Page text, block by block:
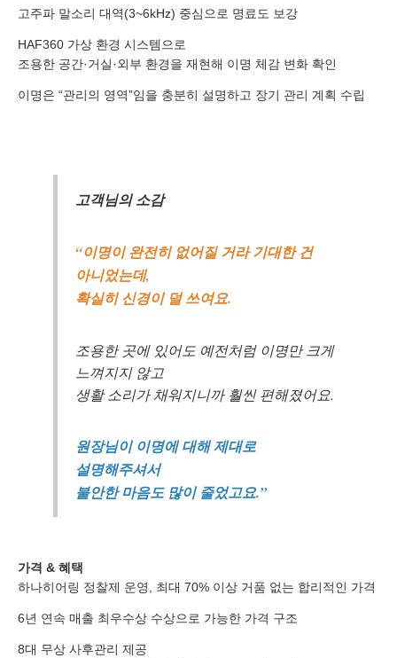
고주파 말소리 대역(3~6kHz) 중심으로 명료도 보강
HAF360 가상 환경 시스템으로
조용한 공간·거실·외부 환경을 재현해 이명 체감 변화 확인
이명은 “관리의 영역”임을 충분히 설명하고 장기 관리 계획 수립
고객님의 소감
“이명이 완전히 없어질 거라 기대한 건
아니었는데,
확실히 신경이 덜 쓰여요.
조용한 곳에 있어도 예전처럼 이명만 크게
느껴지지 않고
생활 소리가 채워지니까 훨씬 편해졌어요.
원장님이 이명에 대해 제대로
설명해주셔서
불안한 마음도 많이 줄었고요.”
가격 & 혜택
하나히어링 정찰제 운영, 최대 70% 이상 거품 없는 합리적인 가격
6년 연속 매출 최우수상 수상으로 가능한 가격 구조
8대 무상 사후관리 제공
개인정보 수집, 이용에 동의합니다.
[자세히보기]